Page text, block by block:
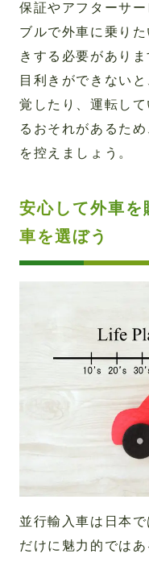
保証やアフターサ
ブルで外車に乗り
きする必要がありま
目利きができない
覚したり、運転し
るおそれがあるた
を控えましょう。
安心して外車を
車を選ぼう
並行輸入車は日本
だけに魅力的では